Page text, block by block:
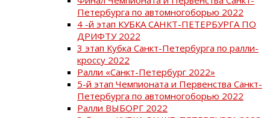
Петербурга по автомногоборью 2022
4 -й этап КУБКА САНКТ-ПЕТЕРБУРГА ПО
ДРИФТУ 2022
3 этап Кубка Санкт-Петербурга по ралли-
кроссу 2022
Ралли «Санкт-Петербург 2022»
5-й этап Чемпионата и Первенства Санкт-
Петербурга по автомногоборью 2022
Ралли ВЫБОРГ 2022